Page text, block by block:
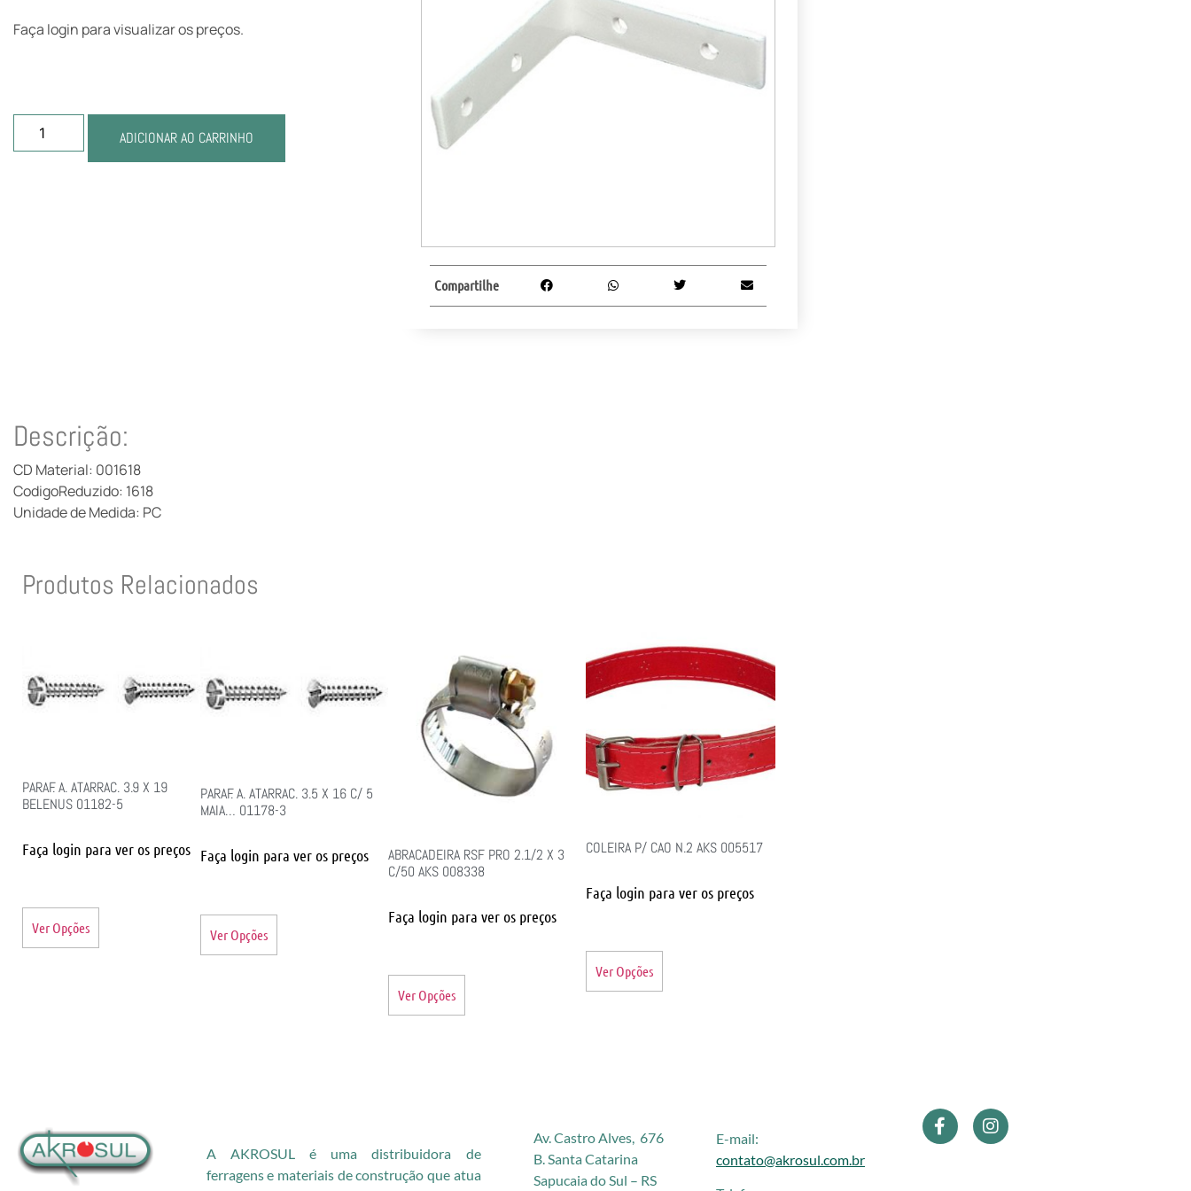
Faça login para visualizar os preços.
ADICIONAR AO CARRINHO
Compartilhe
Descrição:
CD Material: 001618
CodigoReduzido: 1618
Unidade de Medida: PC
Produtos Relacionados
PARAF. A. ATARRAC. 3.9 X 19
BELENUS 01182-5
Faça login para ver os preços
Ver Opções
PARAF. A. ATARRAC. 3.5 X 16 C/ 5
MAIA… 01178-3
Faça login para ver os preços
Ver Opções
ABRACADEIRA RSF PRO 2.1/2 X 3
C/50 AKS 008338
Faça login para ver os preços
Ver Opções
COLEIRA P/ CAO N.2 AKS 005517
Faça login para ver os preços
Ver Opções
A AKROSUL é uma distribuidora de
ferragens e materiais de construção que atua
Av. Castro Alves, 676
B. Santa Catarina
Sapucaia do Sul – RS
E-mail:
contato@akrosul.com.br